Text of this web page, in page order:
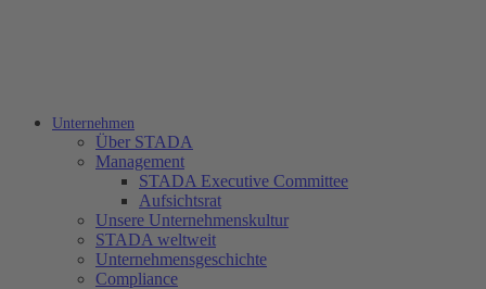
Unternehmen
Über STADA
Management
STADA Executive Committee
Aufsichtsrat
Unsere Unternehmenskultur
STADA weltweit
Unternehmensgeschichte
Compliance